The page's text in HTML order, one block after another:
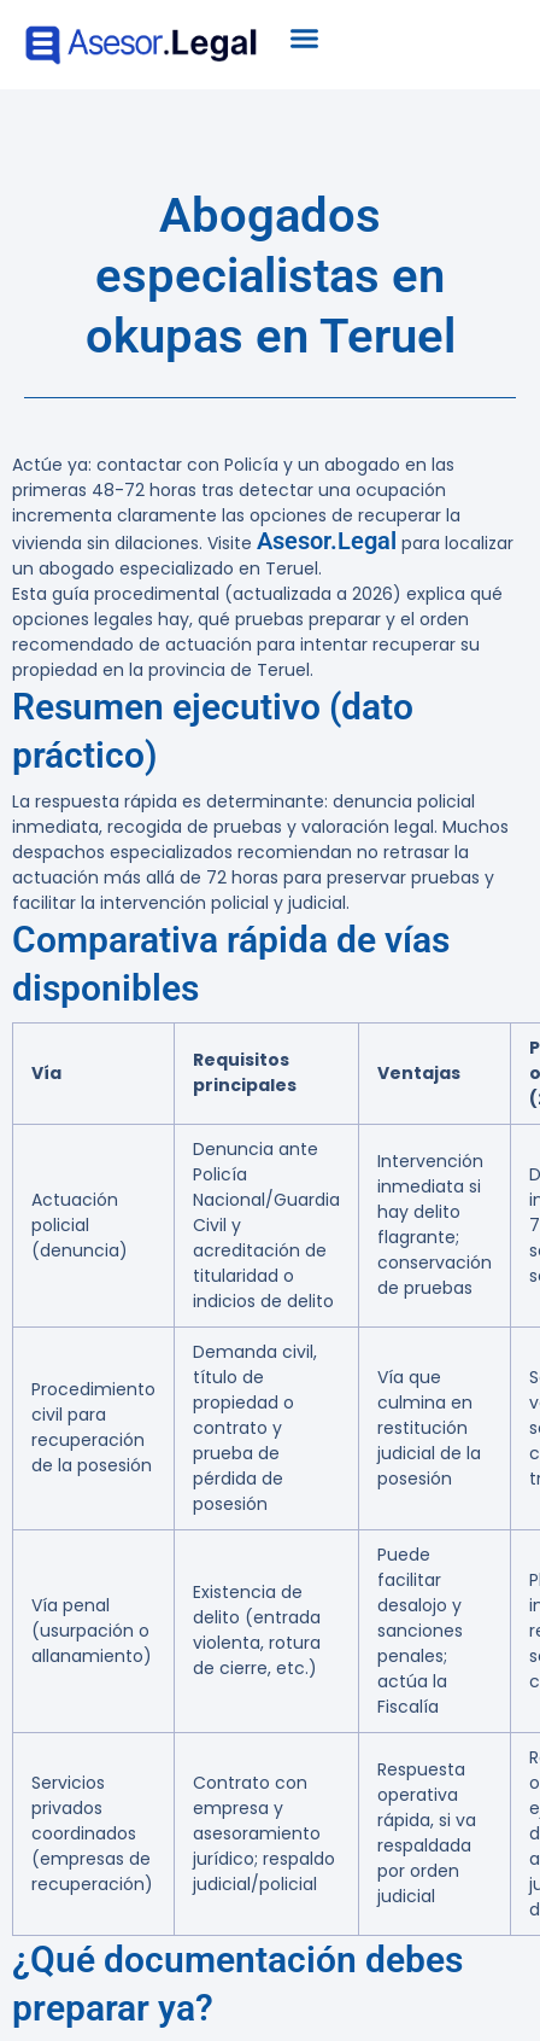
Abogados
especialistas en
okupas en Teruel
Actúe ya: contactar con Policía y un abogado en las
primeras 48-72 horas tras detectar una ocupación
incrementa claramente las opciones de recuperar la
vivienda sin dilaciones. Visite Asesor.Legal para localizar
un abogado especializado en Teruel.
Esta guía procedimental (actualizada a 2026) explica qué
opciones legales hay, qué pruebas preparar y el orden
recomendado de actuación para intentar recuperar su
propiedad en la provincia de Teruel.
Resumen ejecutivo (dato
práctico)
La respuesta rápida es determinante: denuncia policial
inmediata, recogida de pruebas y valoración legal. Muchos
despachos especializados recomiendan no retrasar la
actuación más allá de 72 horas para preservar pruebas y
facilitar la intervención policial y judicial.
Comparativa rápida de vías
disponibles
Vía
Requisitos
principales
Ventajas
Actuación
policial
(denuncia)
Denuncia ante
Policía
Nacional/Guardia
Civil y
acreditación de
titularidad o
indicios de delito
Intervención
inmediata si
hay delito
flagrante;
conservación
de pruebas
Procedimiento
civil para
recuperación
de la posesión
Demanda civil,
título de
propiedad o
contrato y
prueba de
pérdida de
posesión
Vía que
culmina en
restitución
judicial de la
posesión
Vía penal
(usurpación o
allanamiento)
Existencia de
delito (entrada
violenta, rotura
de cierre, etc.)
Puede
facilitar
desalojo y
sanciones
penales;
actúa la
Fiscalía
Servicios
privados
coordinados
(empresas de
recuperación)
Contrato con
empresa y
asesoramiento
jurídico; respaldo
judicial/policial
Respuesta
operativa
rápida, si va
respaldada
por orden
judicial
¿Qué documentación debes
preparar ya?